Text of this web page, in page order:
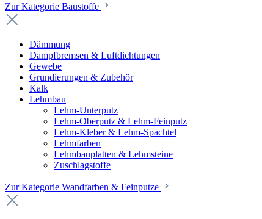
Zur Kategorie Baustoffe
Dämmung
Dampfbremsen & Luftdichtungen
Gewebe
Grundierungen & Zubehör
Kalk
Lehmbau
Lehm-Unterputz
Lehm-Oberputz & Lehm-Feinputz
Lehm-Kleber & Lehm-Spachtel
Lehmfarben
Lehmbauplatten & Lehmsteine
Zuschlagstoffe
Zur Kategorie Wandfarben & Feinputze